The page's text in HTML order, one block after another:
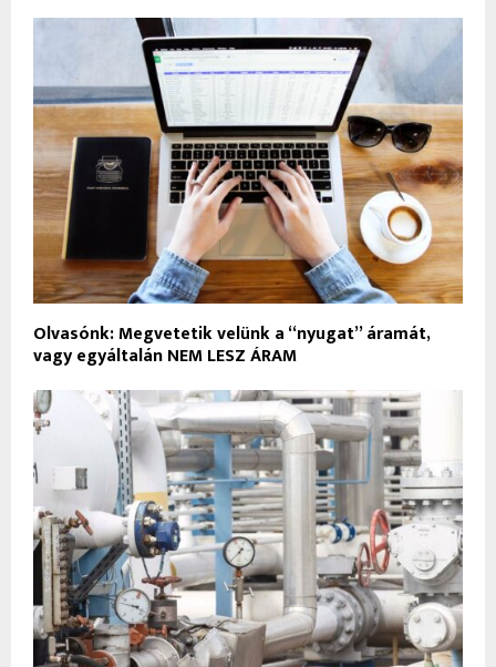
Olvasónk: Megvetetik velünk a “nyugat” áramát,
vagy egyáltalán NEM LESZ ÁRAM